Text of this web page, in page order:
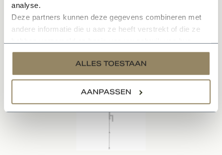
analyse.
Deze partners kunnen deze gegevens combineren met
andere informatie die u aan ze heeft verstrekt of die ze
services.
ALLES TOESTAAN
AANPASSEN
Specificaties
Gerelateerde producten